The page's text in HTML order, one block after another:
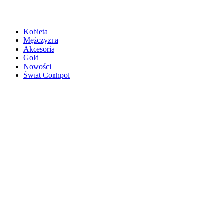
Kobieta
Mężczyzna
Akcesoria
Gold
Nowości
Świat Conhpol